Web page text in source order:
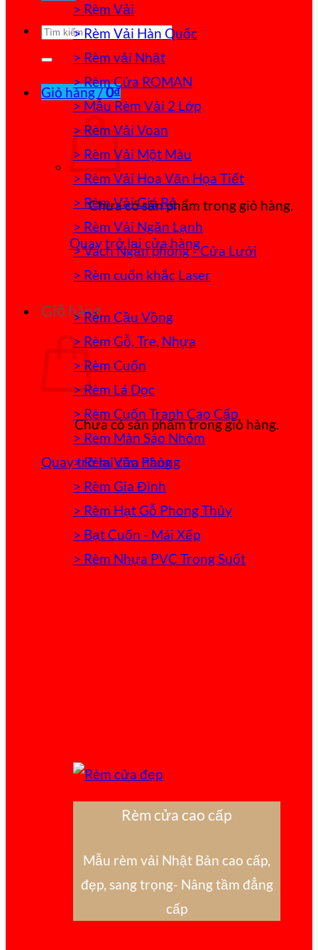
Tìm
kiếm:
Giỏ hàng /0₫
Chưa có sản phẩm trong giỏ hàng.
Quay trở lại cửa hàng
Giỏ hàng
Chưa có sản phẩm trong giỏ hàng.
Quay trở lại cửa hàng
> Rèm Vải
> Rèm Vải Hàn Quốc
> Rèm vải Nhật
> Rèm Cửa ROMAN
> Mẫu Rèm Vải 2 Lớp
> Rèm Vải Voan
> Rèm Vải Một Màu
> Rèm Vải Hoa Văn Họa Tiết
> Rèm Vải Giá Rẻ
> Rèm Vải Ngăn Lạnh
> Vách Ngăn phòng - Cửa Lưới
> Rèm cuốn khắc Laser
> Rèm Cầu Vồng
> Rèm Gỗ, Tre, Nhựa
> Rèm Cuốn
> Rèm Lá Dọc
> Rèm Cuốn Tranh Cao Cấp
> Rèm Màn Sáo Nhôm
> Rèm Văn Phòng
> Rèm Gia Đình
> Rèm Hạt Gỗ Phong Thủy
> Bạt Cuốn - Mái Xếp
> Rèm Nhựa PVC Trong Suốt
Rèm cửa cao cấp
Mẫu rèm vải Nhật Bản cao cấp,
đẹp, sang trọng- Nâng tầm đẳng
cấp